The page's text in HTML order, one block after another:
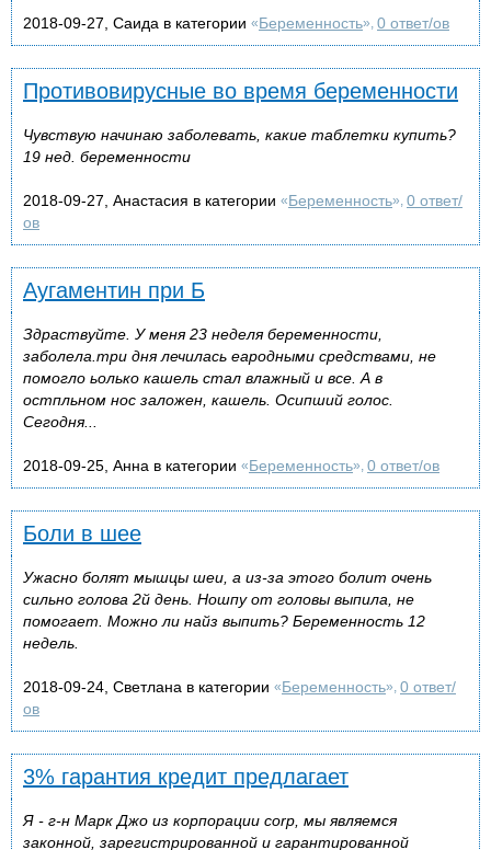
2018-09-27, Саида в категории «Беременность», 0 ответ/ов
Противовирусные во время беременности
Чувствую начинаю заболевать, какие таблетки купить?
19 нед. беременности
2018-09-27, Анастасия в категории «Беременность», 0 ответ/
ов
Аугаментин при Б
Здраствуйте. У меня 23 неделя беременности,
заболела.три дня лечилась еародными средствами, не
помогло ьолько кашель стал влажный и все. А в
остпльном нос заложен, кашель. Осипший голос.
Сегодня...
2018-09-25, Анна в категории «Беременность», 0 ответ/ов
Боли в шее
Ужасно болят мышцы шеи, а из-за этого болит очень
сильно голова 2й день. Ношпу от головы выпила, не
помогает. Можно ли найз выпить? Беременность 12
недель.
2018-09-24, Светлана в категории «Беременность», 0 ответ/
ов
3% гарантия кредит предлагает
Я - г-н Марк Джо из корпорации corp, мы являемся
законной, зарегистрированной и гарантированной